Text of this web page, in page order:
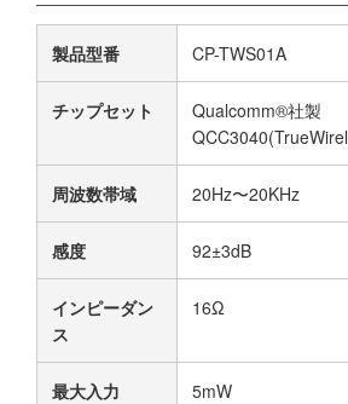
製品型番 CP-TWS01A
チップセット
Qualcomm®社製
周波数帯域 20Hz〜20KHz
感度 92±3dB
インピーダン
ス
16Ω
最大入力 5mW